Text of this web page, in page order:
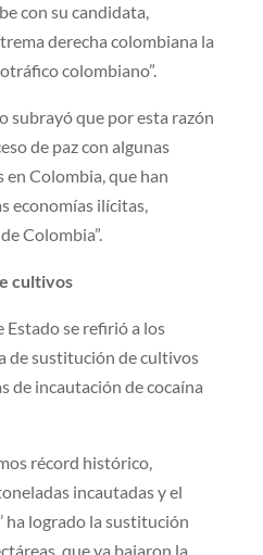
con su candidata,
derecha colombiana la
colombiano”.
subrayó que por esta razón
de paz con algunas
en Colombia, que han
economías ilícitas,
Colombia”.
cultivos
Estado se refirió a los
de sustitución de cultivos
de incautación de cocaína
récord histórico,
incautadas y el
ha logrado la sustitución
que ya bajaron la